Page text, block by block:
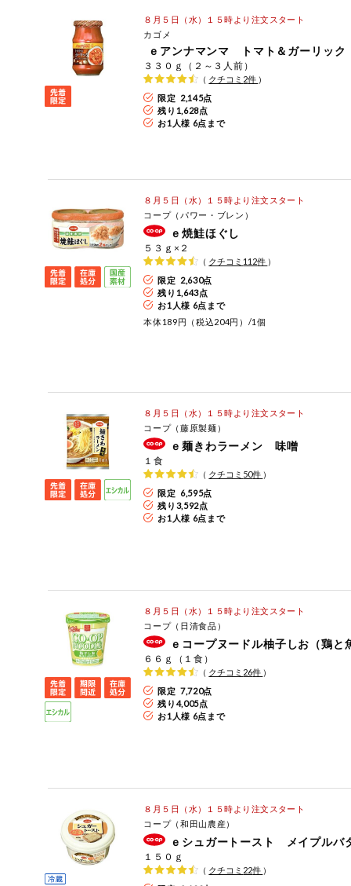
ベビー・キッ
サプリメン
ト・栄養補助
食品
アレルゲン対
推しコープ
８月５日（水）１５時より注文スタート
カゴメ
ｅアンナマンマ トマト＆ガーリック
３３０ｇ（２～３人前）
（ クチコミ 2件 ）
限定 2,145点
残り 1,628点
お1人様 6点まで
８月５日（水）１５時より注文スタート
コープ（パワー・ブレン）
ｅ焼鮭ほぐし
５３ｇ×２
（ クチコミ 112件 ）
限定 2,630点
残り 1,643点
お1人様 6点まで
本体189円（税込204円）/1個
８月５日（水）１５時より注文スタート
コープ（藤原製麺）
ｅ麺きわラーメン 味噌
１食
（ クチコミ 50件 ）
限定 6,595点
残り 3,592点
お1人様 6点まで
８月５日（水）１５時より注文スタート
コープ（日清食品）
ｅコープヌードル柚子しお（鶏と
６６ｇ（１食）
（ クチコミ 26件 ）
限定 7,720点
残り 4,005点
お1人様 6点まで
８月５日（水）１５時より注文スタート
コープ（和田山農産）
ｅシュガートースト メイプルバ
１５０ｇ
（ クチコミ 22件 ）